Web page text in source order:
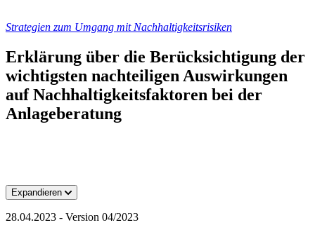
Strategien zum Umgang mit Nachhaltigkeitsrisiken
Erklärung über die Berücksichtigung der
wichtigsten nachteiligen Auswirkungen
auf Nachhaltigkeitsfaktoren bei der
Anlageberatung
Expandieren
28.04.2023 - Version 04/2023